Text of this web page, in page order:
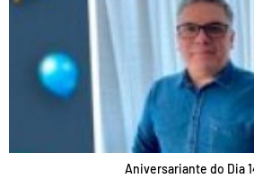
Aniversariante do Dia